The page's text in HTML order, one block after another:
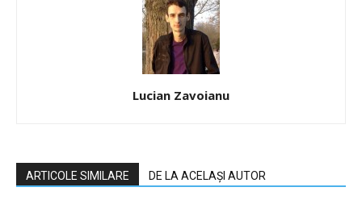
Lucian Zavoianu
ARTICOLE SIMILARE DE LA ACELAȘI AUTOR